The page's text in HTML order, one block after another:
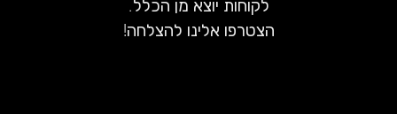
לקוחות יוצא מן הכלל.
הצטרפו אלינו להצלחה!